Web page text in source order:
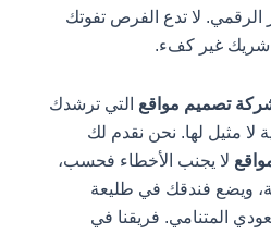
لا تدع الفرص تفوتك
غير كفء.
تصميم مواقعالتي ترشدك
مثيل لها. نحن نقدم لك
لا يجنب الأخطاء فحسب،
ويضع فندقك في طليعة
المتنامي. فريقنا في